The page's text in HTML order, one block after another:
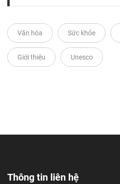
Văn hóa Sức khỏe
Giới thiệu Unesco
Thông tin liên hệ